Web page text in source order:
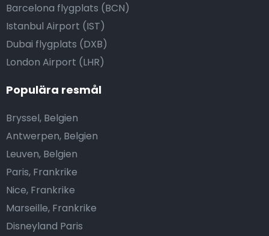
Barcelona flygplats (BCN)
Istanbul Airport (IST)
Dubai flygplats (DXB)
London Airport (LHR)
Populära resmål
Bryssel, Belgien
Antwerpen, Belgien
Leuven, Belgien
Paris, Frankrike
Nice, Frankrike
Marseille, Frankrike
Disneyland Paris